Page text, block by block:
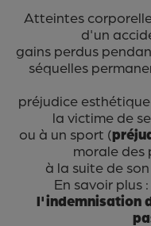
Atteintes
d'un
gains perdus
séquelles
préjudice
la victime de
ou à un sport (
morale des
à la suite de
En savoir plus :
l'indemnisation